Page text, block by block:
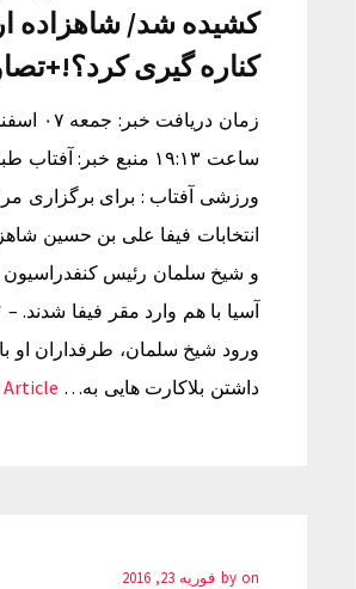
کشیده شد/ شاهزاده
کناره گیری
ساعت ۱۹:۱۳ منبع خبر:
ورزشی آفتاب : برای برگزاری
انتخابات فیفا علی بن حسین
و شیخ سلمان رئیس کنفدراسیون
آسیا با هم وارد مقر فیفا شدند.
ورود شیخ سلمان، طرفداران او
داشتن بلاکارت هایی به… →
by on فوریه 23, 2016